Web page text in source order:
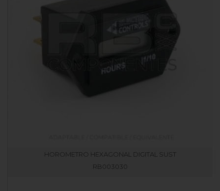
HOROMETRO HEXAGONAL DIGITAL SUST
RB003030